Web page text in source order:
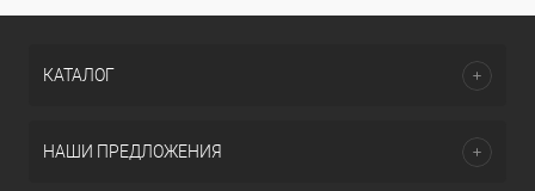
КАТАЛОГ
НАШИ ПРЕДЛОЖЕНИЯ